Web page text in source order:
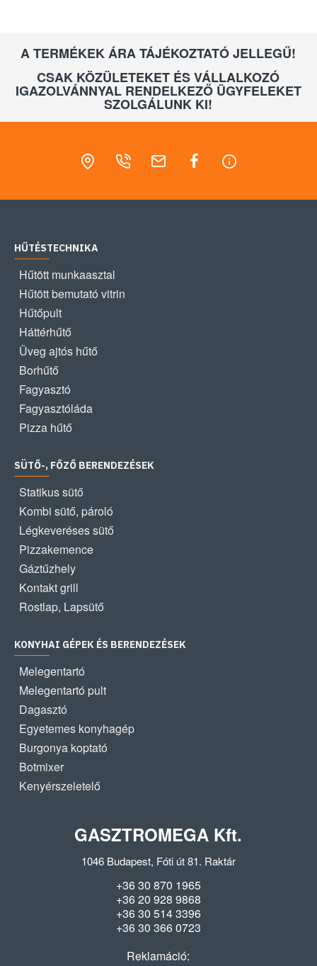
A TERMÉKEK ÁRA TÁJÉKOZTATÓ JELLEGŰ!
CSAK KÖZÜLETEKET ÉS VÁLLALKOZÓ
IGAZOLVÁNNYAL RENDELKEZŐ ÜGYFELEKET
SZOLGÁLUNK KI!
HŰTÉSTECHNIKA
Hűtött munkaasztal
Hűtött bemutató vitrin
Hűtőpult
Háttérhűtő
Üveg ajtós hűtő
Borhűtő
Fagyasztó
Fagyasztóláda
Pizza hűtő
SÜTŐ-, FŐZŐ BERENDEZÉSEK
Statikus sütő
Kombi sütő, pároló
Légkeveréses sütő
Pizzakemence
Gáztűzhely
Kontakt grill
Rostlap, Lapsütő
KONYHAI GÉPEK ÉS BERENDEZÉSEK
Melegentartó
Melegentartó pult
Dagasztó
Egyetemes konyhagép
Burgonya koptató
Botmixer
Kenyérszeletelő
GASZTROMEGA Kft.
1046 Budapest, Fóti út 81. Raktár
+36 30 870 1965
+36 20 928 9868
+36 30 514 3396
+36 30 366 0723
Reklamáció: